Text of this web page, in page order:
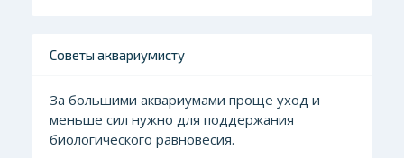
Советы аквариумисту
За большими аквариумами проще уход и
меньше сил нужно для поддержания
биологического равновесия.